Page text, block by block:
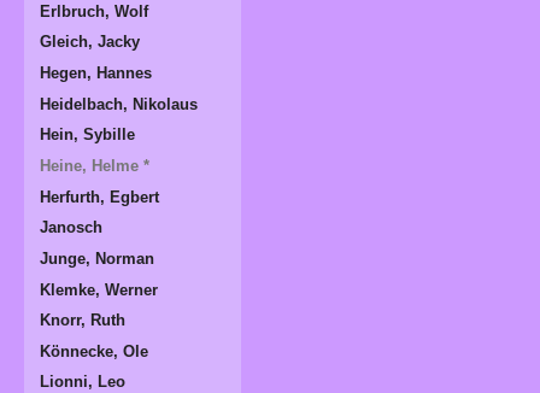
Erlbruch, Wolf
Gleich, Jacky
Hegen, Hannes
Heidelbach, Nikolaus
Hein, Sybille
Heine, Helme *
Herfurth, Egbert
Janosch
Junge, Norman
Klemke, Werner
Knorr, Ruth
Könnecke, Ole
Lionni, Leo